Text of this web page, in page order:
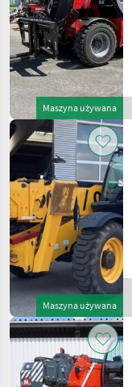
Maszyna używana
Maszyna używana